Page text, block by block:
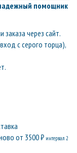
помощник
через сайт.
с серого торца),
от 3500 ₽ интервал 2